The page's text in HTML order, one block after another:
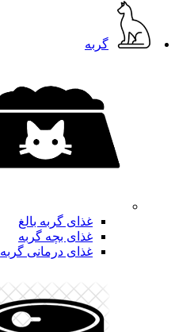
گربه
غذای گربه بالغ
غذای بچه گربه
غذای درمانی گربه